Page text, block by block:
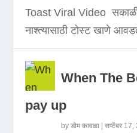
Toast Viral Video सकाळी
नाश्त्यासाठी टोस्ट खाणे
When The
pay up
byडोम कावळा |सप्टेंबर 17,